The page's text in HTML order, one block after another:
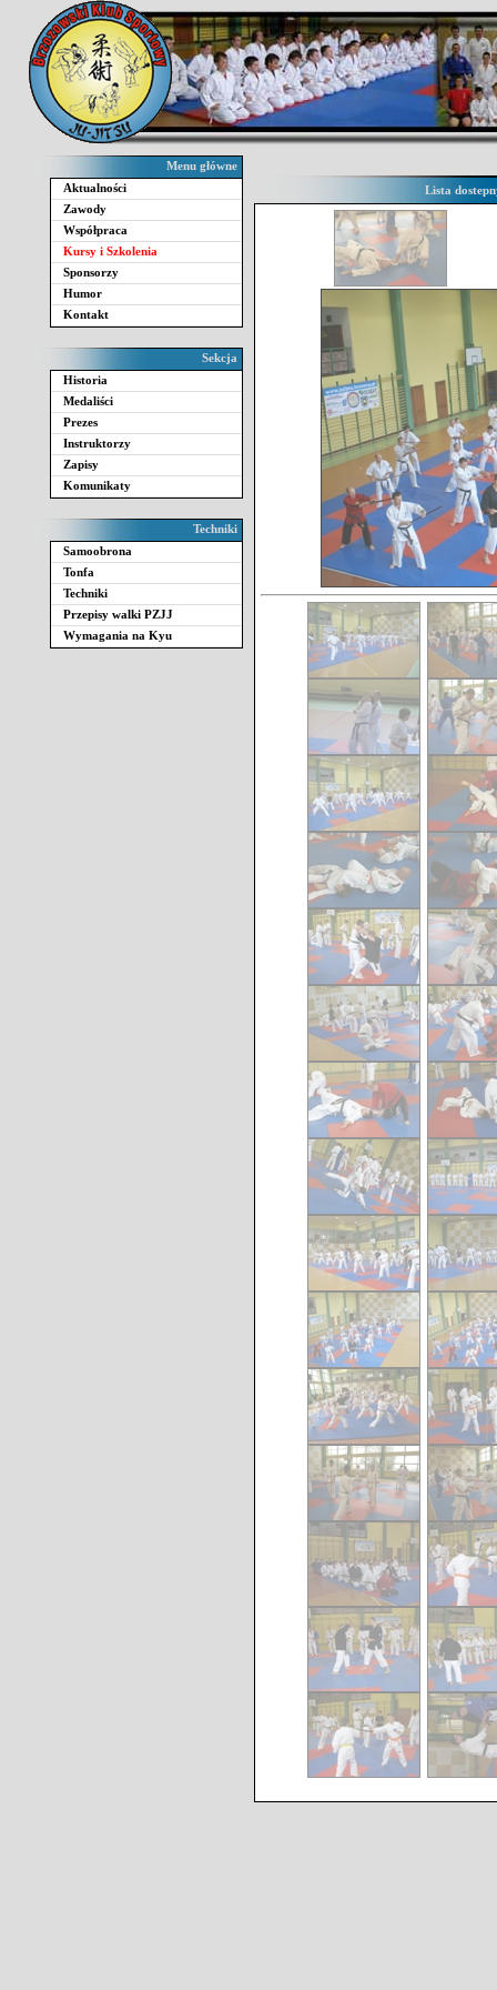
Menu główne
Aktualności
Zawody
Współpraca
Kursy i Szkolenia
Sponsorzy
Humor
Kontakt
Sekcja
Historia
Medaliści
Prezes
Instruktorzy
Zapisy
Komunikaty
Techniki
Samoobrona
Tonfa
Techniki
Przepisy walki PZJJ
Wymagania na Kyu
Lista